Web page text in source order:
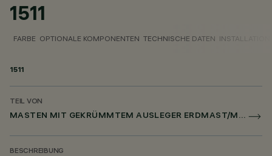
1511
FARBE OPTIONALE KOMPONENTEN TECHNISCHE DATEN INSTALLATION
1511
TEIL VON
MASTEN MIT GEKRÜMMTEM AUSLEGER ERDMAST/MIT BODENANKERPLATTE
BESCHREIBUNG